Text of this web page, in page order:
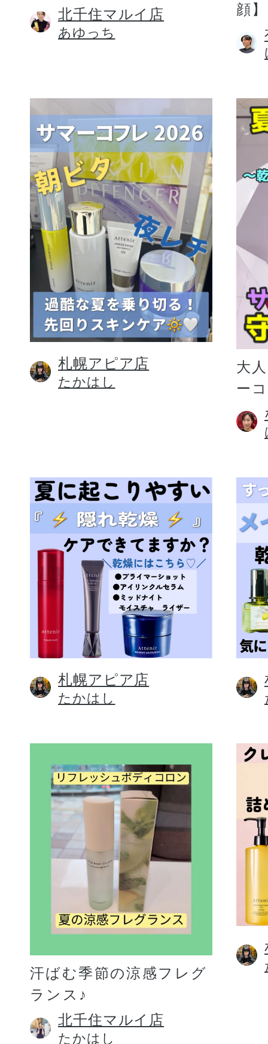
北千住マルイ店
あゆっち
顔】
札幌アピア店
たかはし
大
ー
札幌アピア店
たかはし
汗ばむ季節の涼感フレグ
ランス♪
北千住マルイ店
たかはし